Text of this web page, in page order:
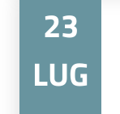
23
LUG